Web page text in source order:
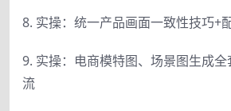
8. 实操：统一产品画面一致性技巧+
9. 实操：电商模特图、场景图生成
流